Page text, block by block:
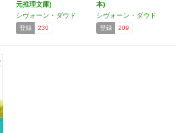
元推理文庫)
シヴォーン・ダウド
登録 230
本)
シヴォーン・ダウド
登録 209